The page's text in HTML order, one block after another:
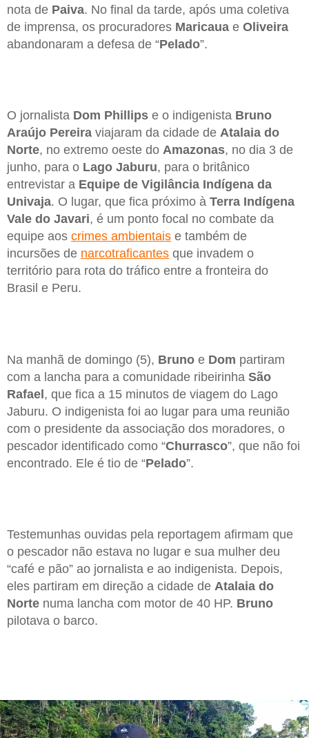
nota de Paiva. No final da tarde, após uma coletiva
de imprensa, os procuradores Maricaua e Oliveira
abandonaram a defesa de “Pelado”.
O jornalista Dom Phillips e o indigenista Bruno
Araújo Pereira viajaram da cidade de Atalaia do
Norte, no extremo oeste do Amazonas, no dia 3 de
junho, para o Lago Jaburu, para o britânico
entrevistar a Equipe de Vigilância Indígena da
Univaja. O lugar, que fica próximo à Terra Indígena
Vale do Javari, é um ponto focal no combate da
equipe aos crimes ambientais e também de
incursões de narcotraficantes que invadem o
território para rota do tráfico entre a fronteira do
Brasil e Peru.
Na manhã de domingo (5), Bruno e Dom partiram
com a lancha para a comunidade ribeirinha São
Rafael, que fica a 15 minutos de viagem do Lago
Jaburu. O indigenista foi ao lugar para uma reunião
com o presidente da associação dos moradores, o
pescador identificado como “Churrasco”, que não foi
encontrado. Ele é tio de “Pelado”.
Testemunhas ouvidas pela reportagem afirmam que
o pescador não estava no lugar e sua mulher deu
“café e pão” ao jornalista e ao indigenista. Depois,
eles partiram em direção a cidade de Atalaia do
Norte numa lancha com motor de 40 HP. Bruno
pilotava o barco.